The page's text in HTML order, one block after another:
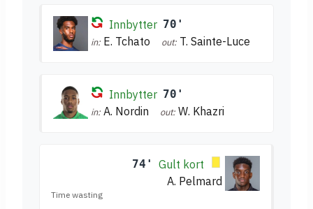
Innbytter 70'
in: E. Tchato out: T. Sainte-Luce
Innbytter 70'
in: A. Nordin out: W. Khazri
74'
Gult kort
A. Pelmard
Time wasting